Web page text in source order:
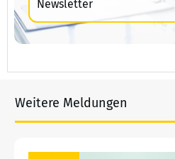
Newsletter
Weitere Meldungen